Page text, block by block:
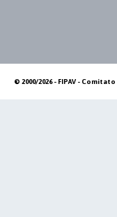
© 2000/2026 - FIPAV -